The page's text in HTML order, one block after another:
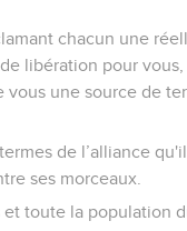
chacun une
libération pour vous,
vous une source de
de l’alliance
ses morceaux.
toute la population